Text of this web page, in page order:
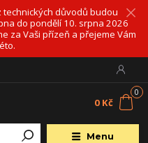
důvodů budou
do pondělí 10. srpna 2026
za Vaši přízeň a přejeme Vám
Menu
0
0 Kč